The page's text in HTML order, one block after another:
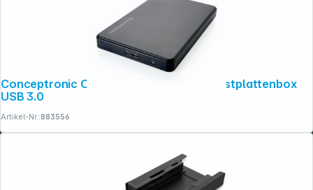
Conceptronic CHD2MUSB3B 2,5-Zoll-Festplattenbox
USB 3.0
Artikel-Nr.:883556